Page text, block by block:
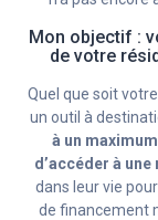
Mon objectif :
de votre
Quel que soit
un outil à
à un
d’accéder à
dans leur vie
de financement